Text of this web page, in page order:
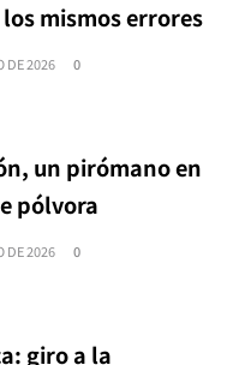
mismos errores
DE 2026 0
un pirómano en
pólvora
DE 2026 0
giro a la